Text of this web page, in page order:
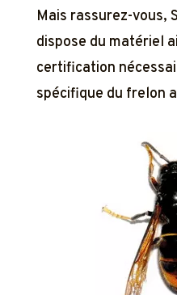
Mais rassurez-vous,
dispose du matériel
certification
spécifique du frelon